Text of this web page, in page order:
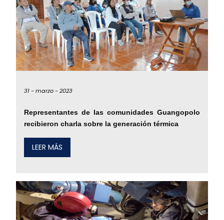
31 -marzo -2023
Representantes de las comunidades Guangopolo
recibieron charla sobre la generación térmica
LEER MÁS